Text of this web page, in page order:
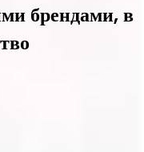
брендами, в